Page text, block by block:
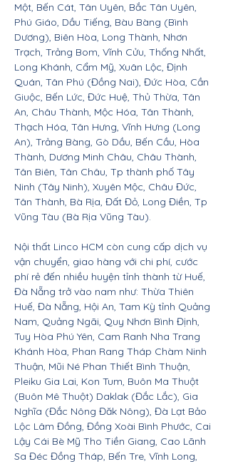
Một, Bến Cát, Tân Uyên, Bắc Tân Uyên,
Phú Giáo, Dầu Tiếng, Bàu Bàng (Bình
Dương), Biên Hòa, Long Thành, Nhơn
Trạch, Trảng Bom, Vĩnh Cửu, Thống Nhất,
Long Khánh, Cẩm Mỹ, Xuân Lộc, Định
Quán, Tân Phú (Đồng Nai), Đức Hòa, Cần
Giuộc, Bến Lức, Đức Huệ, Thủ Thừa, Tân
An, Châu Thành, Mộc Hóa, Tân Thành,
Thạch Hóa, Tân Hưng, Vĩnh Hưng (Long
An), Trảng Bàng, Gò Dầu, Bến Cầu, Hòa
Thành, Dương Minh Châu, Châu Thành,
Tân Biên, Tân Châu, Tp thành phố Tây
Ninh (Tây Ninh), Xuyên Mộc, Châu Đức,
Tân Thành, Bà Rịa, Đất Đỏ, Long Điền, Tp
Vũng Tàu (Bà Rịa Vũng Tàu).
Nội thất Linco HCM còn cung cấp dịch vụ
vận chuyển, giao hàng với chi phí, cước
phí rẻ đến nhiều huyện tỉnh thành từ Huế,
Đà Nẵng trở vào nam như: Thừa Thiên
Huế, Đà Nẵng, Hội An, Tam Kỳ tỉnh Quảng
Nam, Quảng Ngãi, Quy Nhơn Bình Định,
Tuy Hòa Phú Yên, Cam Ranh Nha Trang
Khánh Hòa, Phan Rang Tháp Chàm Ninh
Thuận, Mũi Né Phan Thiết Bình Thuận,
Pleiku Gia Lai, Kon Tum, Buôn Ma Thuột
(Buôn Mê Thuột) Daklak (Đắc Lắc), Gia
Nghĩa (Đắc Nông Đăk Nông), Đà Lạt Bảo
Lộc Lâm Đồng, Đồng Xoài Bình Phước, Cai
Lậy Cái Bè Mỹ Tho Tiền Giang, Cao Lãnh
Sa Đéc Đồng Tháp, Bến Tre, Vĩnh Long,